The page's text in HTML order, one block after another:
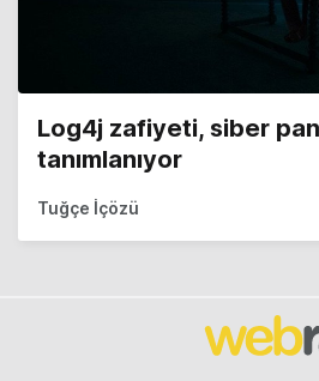
Log4j zafiyeti, siber
tanımlanıyor
Tuğçe İçözü